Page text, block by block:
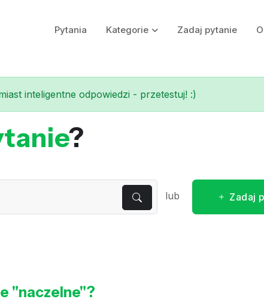
Pytania Kategorie Zadaj pytanie
inteligentne odpowiedzi - przetestuj! :)
?
lub Zadaj
"naczelne"?